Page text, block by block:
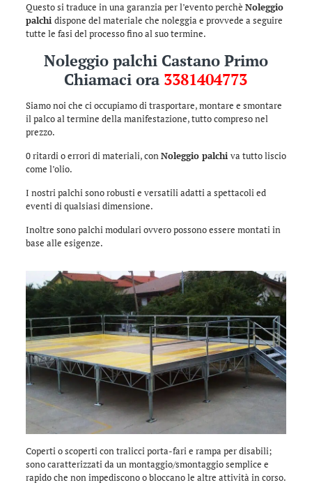
Questo si traduce in una garanzia per l’evento perchè Noleggio
palchi dispone del materiale che noleggia e provvede a seguire
tutte le fasi del processo fino al suo termine.
Noleggio palchi Castano Primo
Chiamaci ora 3381404773
Siamo noi che ci occupiamo di trasportare, montare e smontare
il palco al termine della manifestazione, tutto compreso nel
prezzo.
0 ritardi o errori di materiali, conNoleggio palchi va tutto liscio
come l’olio.
I nostri palchi sono robusti e versatili adatti a spettacoli ed
eventi di qualsiasi dimensione.
Inoltre sono palchi modulari ovvero possono essere montati in
base alle esigenze.
Coperti o scoperti con tralicci porta-fari e rampa per disabili;
sono caratterizzati da un montaggio/smontaggio semplice e
rapido che non impediscono o bloccano le altre attività in corso.